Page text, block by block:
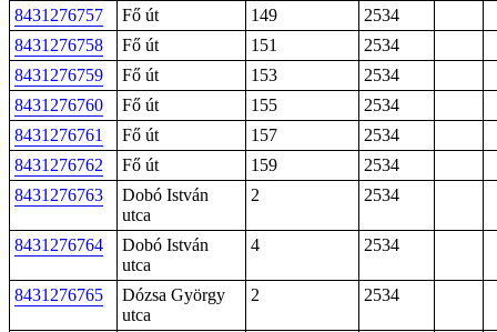
8431276757
Fő út 149
2534
8431276758
Fő út 151
2534
8431276759
Fő út 153
2534
8431276760
Fő út 155
2534
8431276761
Fő út 157
2534
8431276762
Fő út 159
2534
8431276763
Dobó István
utca
2 2534
8431276764
Dobó István
utca
4 2534
8431276765
Dózsa György
utca
2 2534